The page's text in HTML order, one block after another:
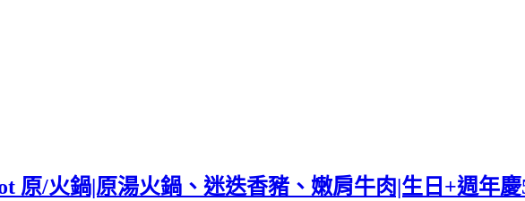
原/火鍋|原湯火鍋、迷迭香豬、嫩肩牛肉|生日+週年